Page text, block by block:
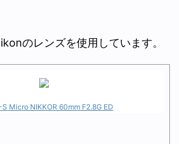
のレンズを使用しています。
S Micro NIKKOR 60mm F2.8G ED